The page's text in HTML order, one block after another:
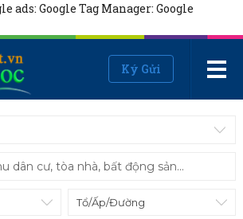
ads: Google Tag Manager: Google
Ký Gửi